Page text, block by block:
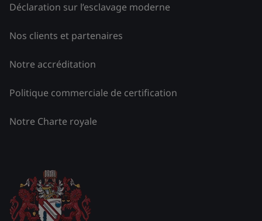
Déclaration sur l’esclavage moderne
Nos clients et partenaires
Notre accréditation
Politique commerciale de certification
Notre Charte royale